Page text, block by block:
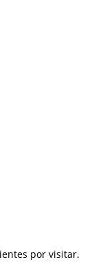
por visitar.